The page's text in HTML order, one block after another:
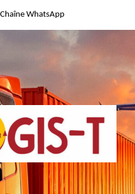
Chaîne WhatsApp